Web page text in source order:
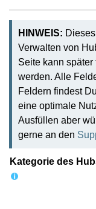
HINWEIS:
Verwalten von
Seite kann später
werden. Alle
Feldern findest
eine optimale
Ausfüllen aber
gerne an den
Kategorie des